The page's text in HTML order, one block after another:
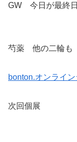
GW 今日が最終
芍薬 他の二輪も
bonton.オンライ
次回個展